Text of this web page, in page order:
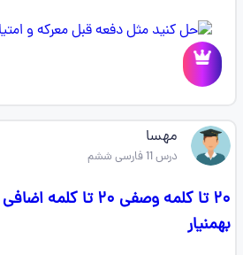
مهسا
درس 11 فارسی ششم
۲۰ تا کلمه وصفی ۲۰
بهمنیار